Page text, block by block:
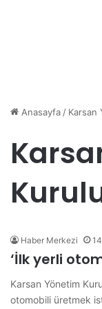
Anasayfa/ Karsan
Haber Merkezi
‘İlk yerli
Karsan Yönetim
otomobili üretmek